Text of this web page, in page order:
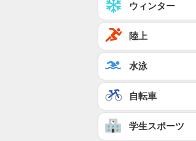
ウィンター
陸上
水泳
自転車
学生スポーツ